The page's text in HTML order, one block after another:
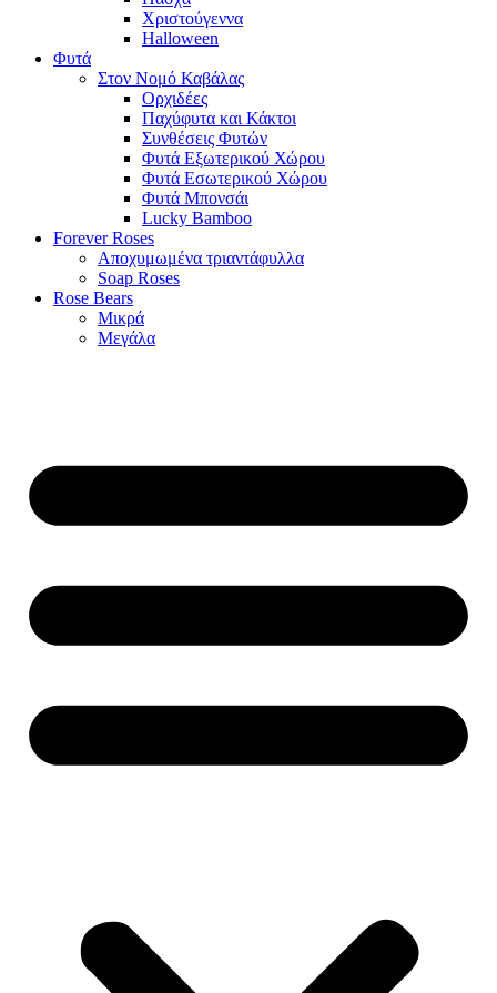
Χριστούγεννα
Halloween
Φυτά
Στον Νομό Καβάλας
Ορχιδέες
Παχύφυτα και Κάκτοι
Συνθέσεις Φυτών
Φυτά Εξωτερικού Χώρου
Φυτά Εσωτερικού Χώρου
Φυτά Μπονσάι
Lucky Bamboo
Forever Roses
Αποχυμωμένα τριαντάφυλλα
Soap Roses
Rose Βears
Μικρά
Μεγάλα